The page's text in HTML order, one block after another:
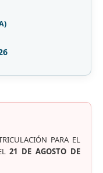
PARA EL
21 DE AGOSTO DE